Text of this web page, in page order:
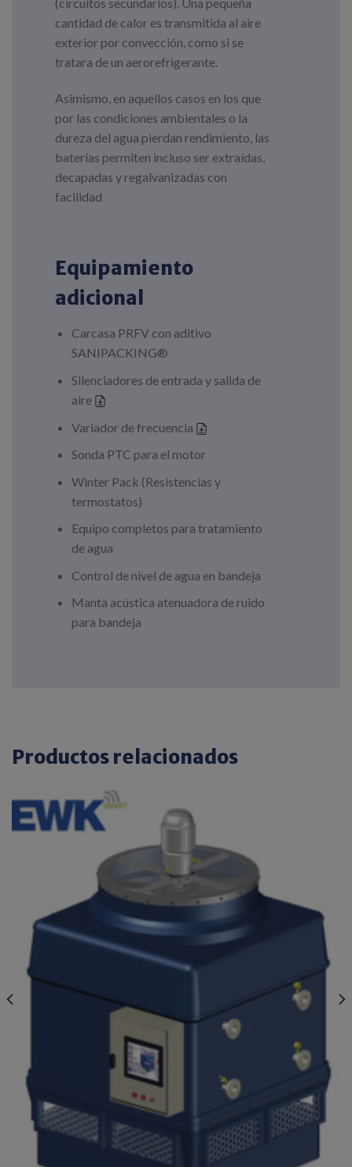
cantidad de calor es transmitida al aire
exterior por convección, como si se
tratara de un aerorefrigerante.
Asimismo, en aquellos casos en los que
por las condiciones ambientales o la
dureza del agua pierdan rendimiento, las
baterías permiten incluso ser extraídas,
decapadas y regalvanizadas con
facilidad
Equipamiento
adicional
Carcasa PRFV con aditivo
SANIPACKING®
Silenciadores de entrada y salida de
aire
Variador de frecuencia
Sonda PTC para el motor
Winter Pack (Resistencias y
termostatos)
Equipo completos para tratamiento
de agua
Control de nivel de agua en bandeja
Manta acústica atenuadora de ruido
para bandeja
Productos relacionados